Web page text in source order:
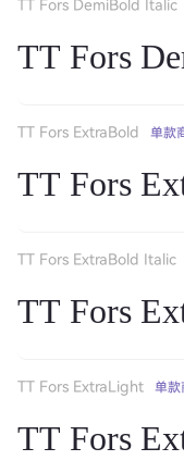
TT Fors DemiBold Italic
TT Fors
TT Fors ExtraBold 单款
TT Fors
TT Fors ExtraBold Italic
TT Fors
TT Fors ExtraLight 单款
TT Fors